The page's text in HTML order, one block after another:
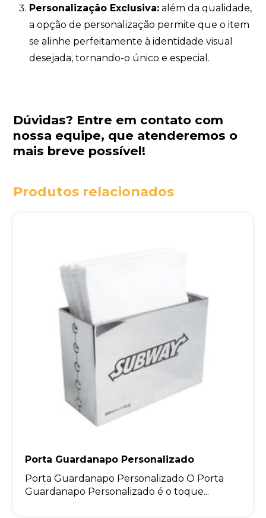
Personalização Exclusiva:além da qualidade,
a opção de personalização permite que o item
se alinhe perfeitamente à identidade visual
desejada, tornando-o único e especial.
Dúvidas? Entre em contato com
nossa equipe, que atenderemos o
mais breve possível!
Produtos relacionados
Porta Guardanapo Personalizado
Porta Guardanapo Personalizado O Porta
Guardanapo Personalizado é o toque...